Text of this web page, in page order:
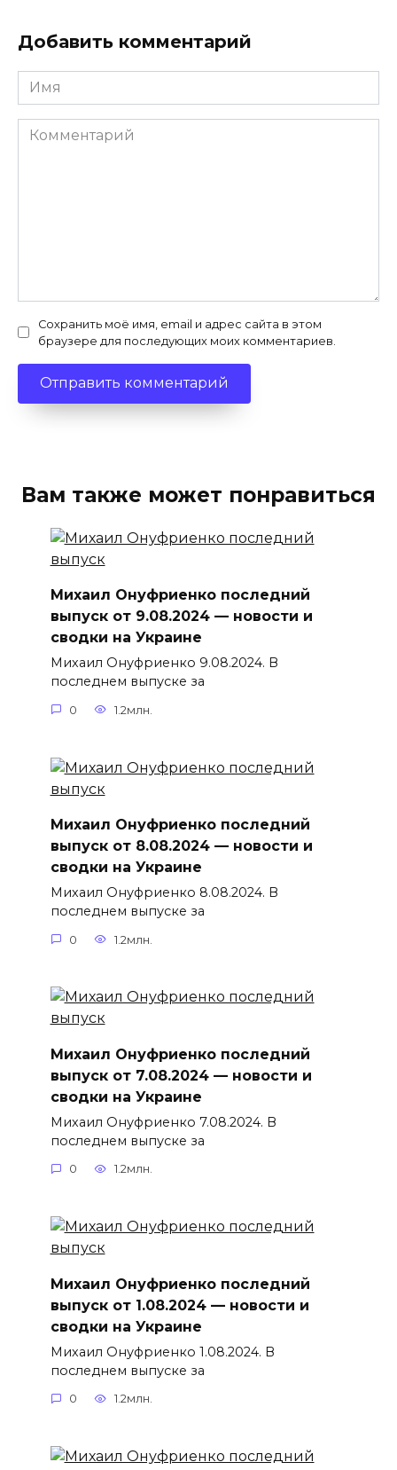
Добавить комментарий
Имя
*
Комментарий
Сохранить моё имя, email и адрес сайта в этом
браузере для последующих моих комментариев.
Вам также может понравиться
Михаил Онуфриенко последний
выпуск от 9.08.2024 — новости и
сводки на Украине
Михаил Онуфриенко 9.08.2024. В
последнем выпуске за
0 1.2млн.
Михаил Онуфриенко последний
выпуск от 8.08.2024 — новости и
сводки на Украине
Михаил Онуфриенко 8.08.2024. В
последнем выпуске за
0 1.2млн.
Михаил Онуфриенко последний
выпуск от 7.08.2024 — новости и
сводки на Украине
Михаил Онуфриенко 7.08.2024. В
последнем выпуске за
0 1.2млн.
Михаил Онуфриенко последний
выпуск от 1.08.2024 — новости и
сводки на Украине
Михаил Онуфриенко 1.08.2024. В
последнем выпуске за
0 1.2млн.